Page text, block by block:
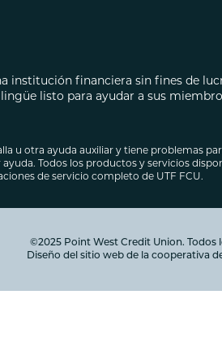
institución financiera sin fines de
listo para ayudar a sus
u otra ayuda auxiliar y tiene problemas
ayuda. Todos los productos y servicios
de servicio completo de UTF FCU.
©2025 Point West Credit Union. Todos
Diseño del sitio web de la cooperativa